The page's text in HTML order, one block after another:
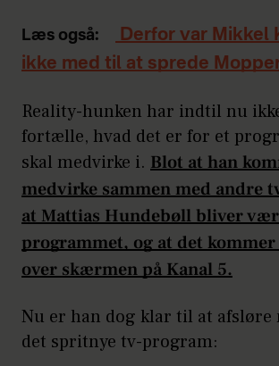
Læs også:
Derfor var Mikkel
ikke med til at sprede
Reality-hunken har indtil nu
fortælle, hvad det er for et
skal medvirke i. Blot at han
medvirke sammen med andre
at Mattias Hundebøll bliver
programmet, og at det
over skærmen på Kanal 5.
Nu er han dog klar til at afsløre
det spritnye tv-program: